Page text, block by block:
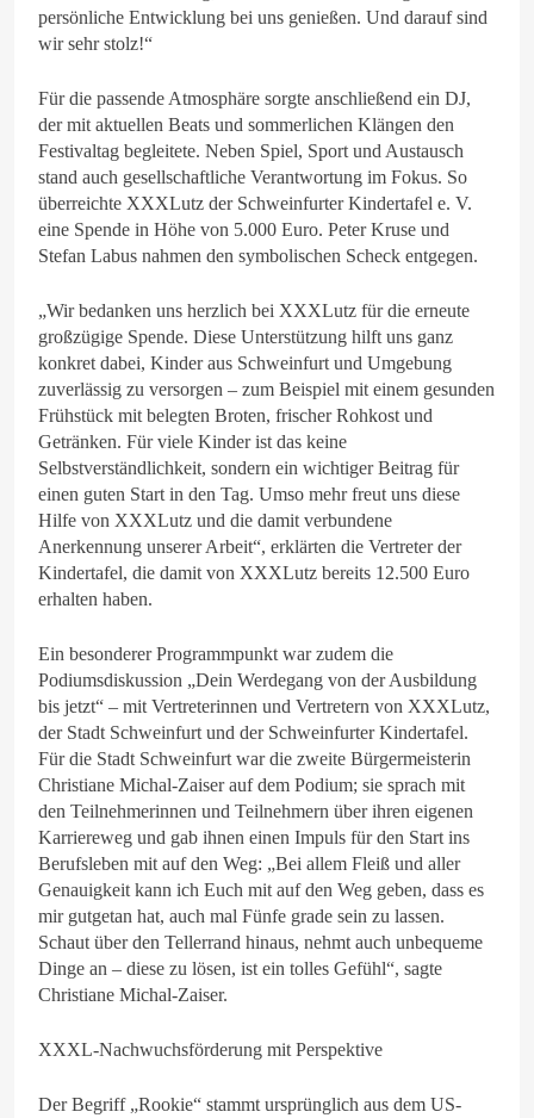
persönliche Entwicklung bei uns genießen. Und darauf sind
wir sehr stolz!“
Für die passende Atmosphäre sorgte anschließend ein DJ,
der mit aktuellen Beats und sommerlichen Klängen den
Festivaltag begleitete. Neben Spiel, Sport und Austausch
stand auch gesellschaftliche Verantwortung im Fokus. So
überreichte XXXLutz der Schweinfurter Kindertafel e. V.
eine Spende in Höhe von 5.000 Euro. Peter Kruse und
Stefan Labus nahmen den symbolischen Scheck entgegen.
„Wir bedanken uns herzlich bei XXXLutz für die erneute
großzügige Spende. Diese Unterstützung hilft uns ganz
konkret dabei, Kinder aus Schweinfurt und Umgebung
zuverlässig zu versorgen – zum Beispiel mit einem gesunden
Frühstück mit belegten Broten, frischer Rohkost und
Getränken. Für viele Kinder ist das keine
Selbstverständlichkeit, sondern ein wichtiger Beitrag für
einen guten Start in den Tag. Umso mehr freut uns diese
Hilfe von XXXLutz und die damit verbundene
Anerkennung unserer Arbeit“, erklärten die Vertreter der
Kindertafel, die damit von XXXLutz bereits 12.500 Euro
erhalten haben.
Ein besonderer Programmpunkt war zudem die
Podiumsdiskussion „Dein Werdegang von der Ausbildung
bis jetzt“ – mit Vertreterinnen und Vertretern von XXXLutz,
der Stadt Schweinfurt und der Schweinfurter Kindertafel.
Für die Stadt Schweinfurt war die zweite Bürgermeisterin
Christiane Michal-Zaiser auf dem Podium; sie sprach mit
den Teilnehmerinnen und Teilnehmern über ihren eigenen
Karriereweg und gab ihnen einen Impuls für den Start ins
Berufsleben mit auf den Weg: „Bei allem Fleiß und aller
Genauigkeit kann ich Euch mit auf den Weg geben, dass es
mir gutgetan hat, auch mal Fünfe grade sein zu lassen.
Schaut über den Tellerrand hinaus, nehmt auch unbequeme
Dinge an – diese zu lösen, ist ein tolles Gefühl“, sagte
Christiane Michal-Zaiser.
XXXL-Nachwuchsförderung mit Perspektive
Der Begriff „Rookie“ stammt ursprünglich aus dem US-